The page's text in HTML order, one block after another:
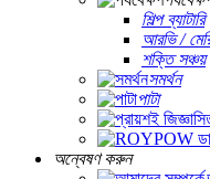
শিল্প ব্যাটারি
আরভি /
শক্তি সঞ্চয়
সমর্থন
পাটা
অন্বেষণ করুন